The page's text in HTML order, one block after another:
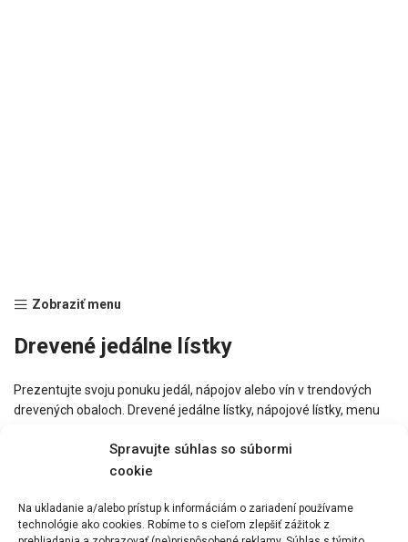
Spravujte súhlas so súbormi
cookie
Na ukladanie a/alebo prístup k informáciám o zariadení používame
technológie ako cookies. Robíme to s cieľom zlepšiť zážitok z
Zobraziť menu
Drevené jedálne lístky
Prezentujte svoju ponuku jedál, nápojov alebo vín v trendových
drevených obaloch. Drevené jedálne lístky, nápojové lístky, menu
vyrobené z dubom dýhovanej topoľovej preglejky. Jedálne a
nápojové lístky ponúkame v štyroch základných formátoch a
Chrbátik a vnútorná väzba na uchytenie listov sú z kvalitnej